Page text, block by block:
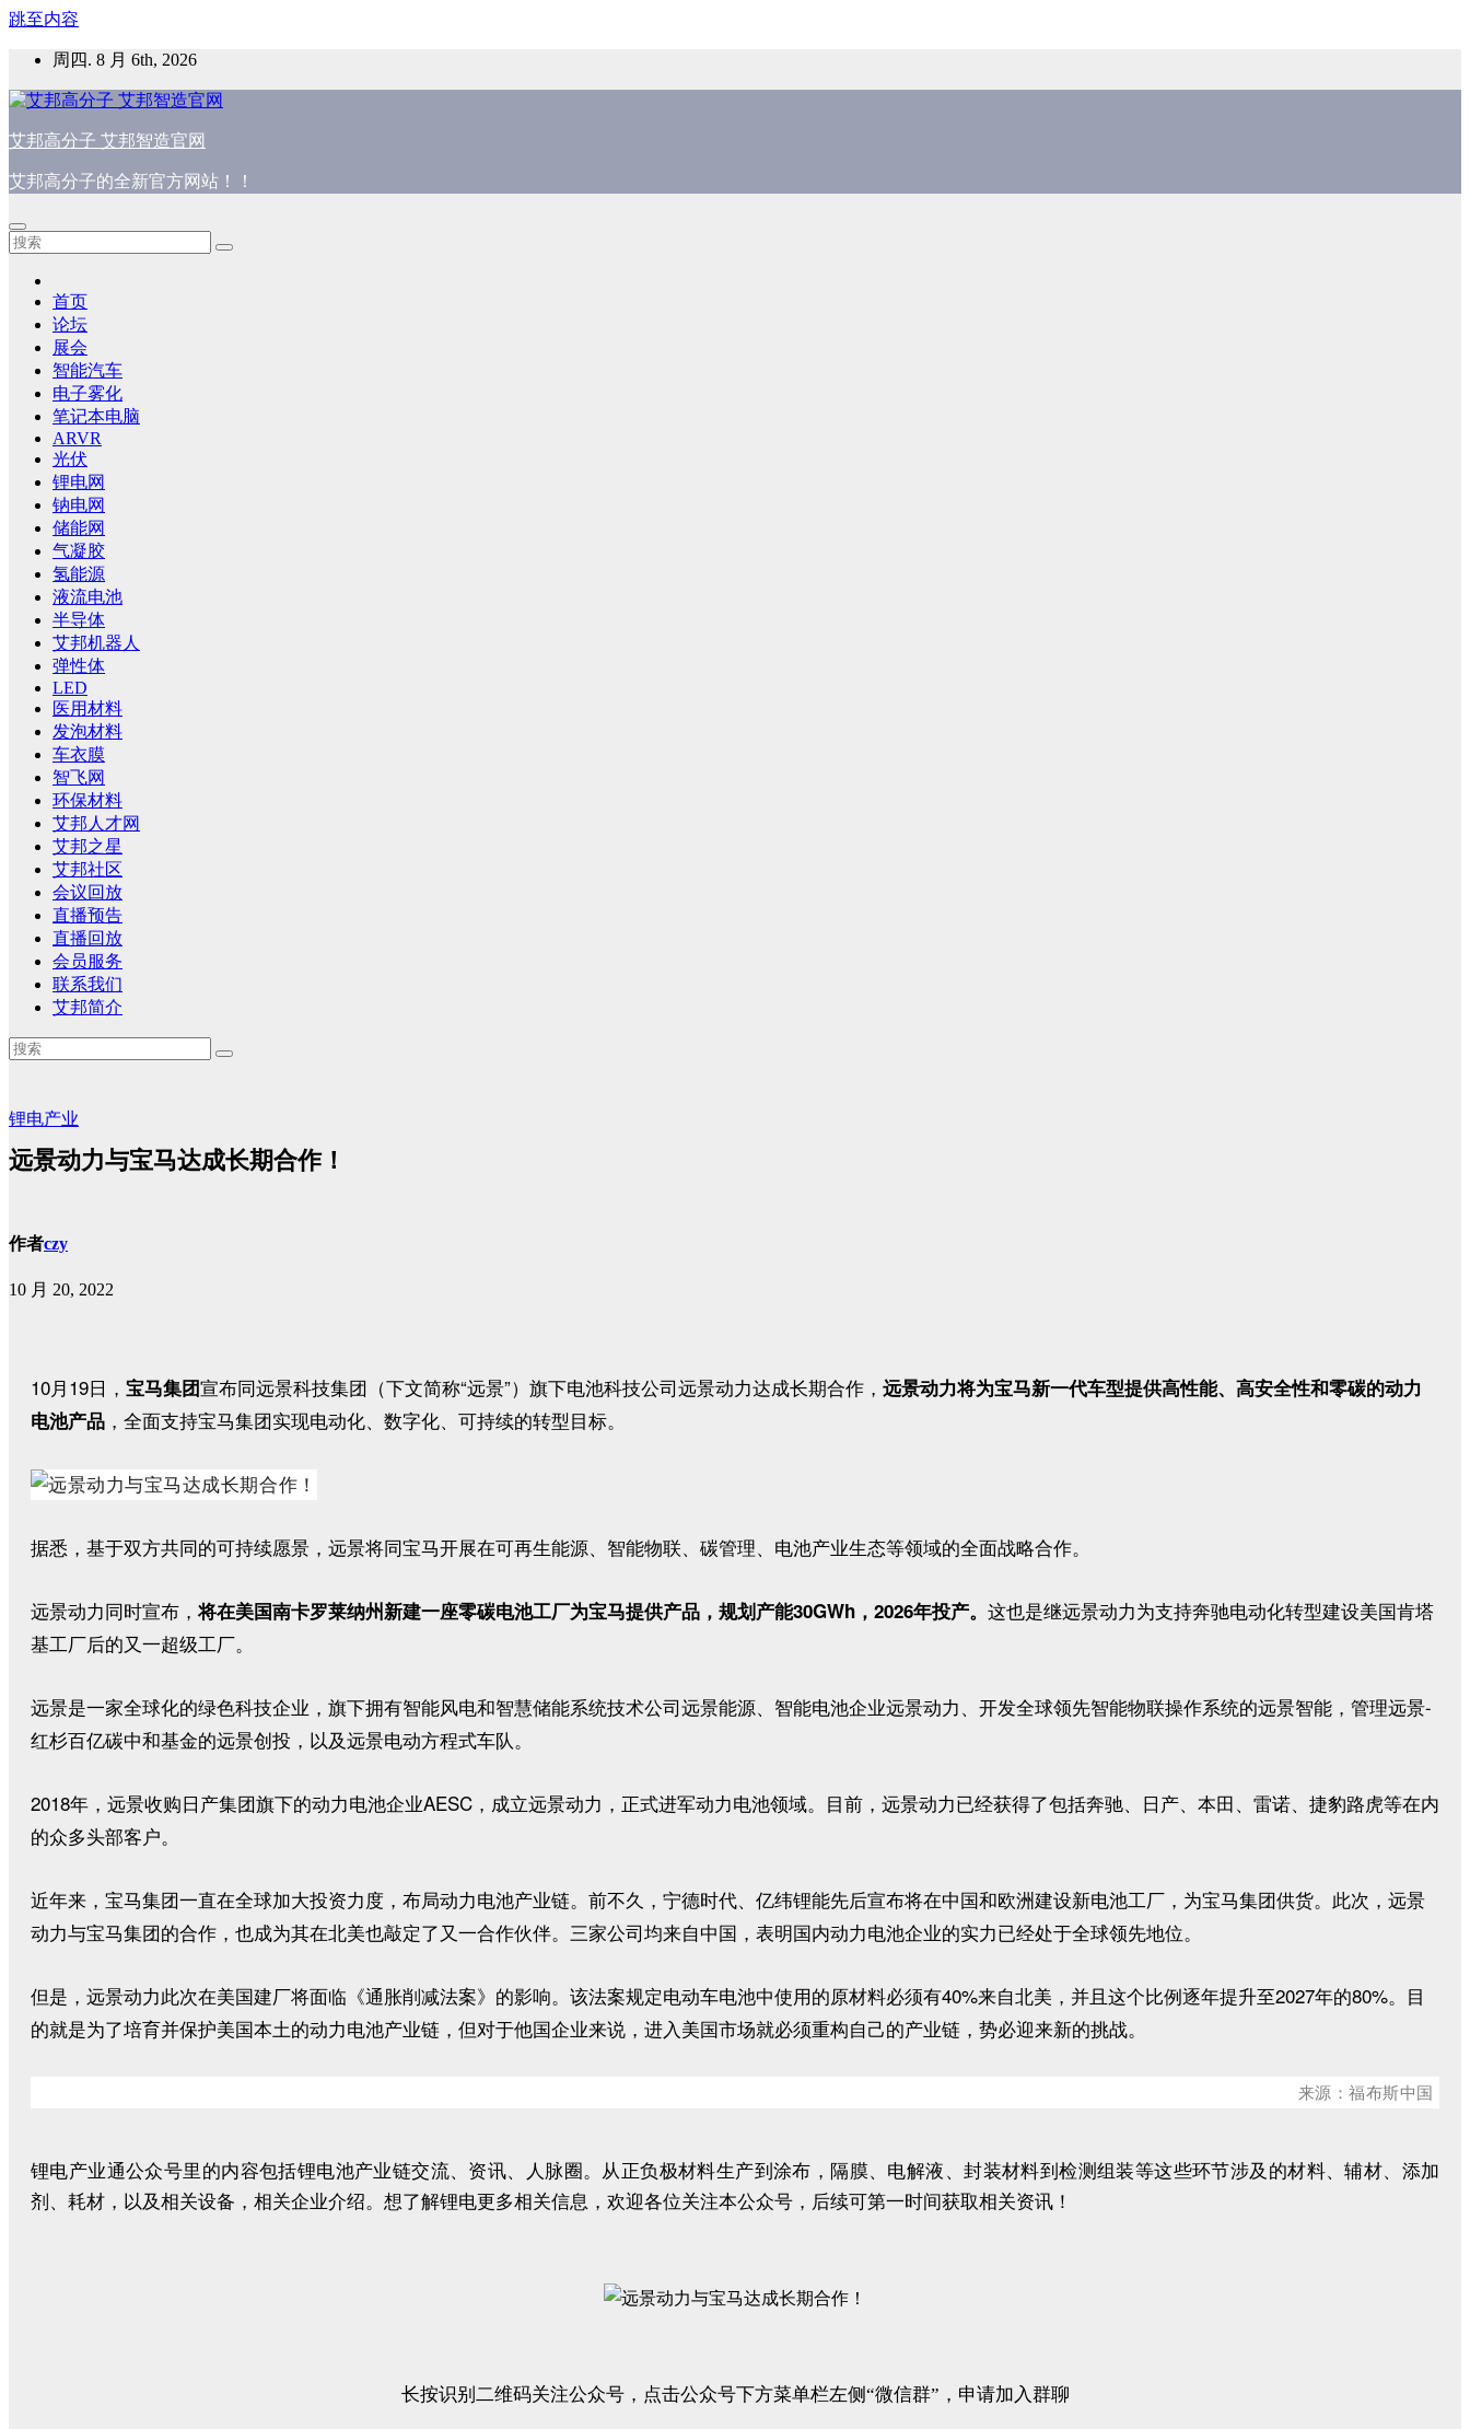
跳至内容
周四. 8 月 6th, 2026
艾邦高分子 艾邦智造官网
艾邦高分子的全新官方网站！！
首页
论坛
展会
智能汽车
电子雾化
笔记本电脑
ARVR
光伏
锂电网
钠电网
储能网
气凝胶
氢能源
液流电池
半导体
艾邦机器人
弹性体
LED
医用材料
发泡材料
车衣膜
智飞网
环保材料
艾邦人才网
艾邦之星
艾邦社区
会议回放
直播预告
直播回放
会员服务
联系我们
艾邦简介
锂电产业
远景动力与宝马达成长期合作！
作者czy
10 月 20, 2022
10月19日， 宝马集团宣布同远景科技集团（下文简称“远景”）旗下电池科技公司远景动力达成长期合作， 远景动力将为宝马新一代车型提供高性能、高安全性和零碳的动力
电池产品 ，全面支持宝马集团实现电动化、数字化、可持续的转型目标。
据悉，基于双方共同的可持续愿景，远景将同宝马开展在可再生能源、智能物联、碳管理、电池产业生态等领域的全面战略合作。
远景动力同时宣布，将在美国南卡罗莱纳州新建一座零碳电池工厂为宝马提供产品，规划产能30GWh，2026年投产。 这也是继远景动力为支持奔驰电动化转型建设美国肯塔
基工厂后的又一超级工厂。
远景是一家全球化的绿色科技企业，旗下拥有智能风电和智慧储能系统技术公司远景能源、智能电池企业远景动力、开发全球领先智能物联操作系统的远景智能，管理远景-
红杉百亿碳中和基金的远景创投，以及远景电动方程式车队。
2018年，远景收购日产集团旗下的动力电池企业AESC，成立远景动力，正式进军动力电池领域。目前，远景动力已经获得了包括奔驰、日产、本田、雷诺、捷豹路虎等在内
的众多头部客户。
近年来，宝马集团一直在全球加大投资力度，布局动力电池产业链。前不久，宁德时代、亿纬锂能先后宣布将在中国和欧洲建设新电池工厂，为宝马集团供货。此次，远景
动力与宝马集团的合作，也成为其在北美也敲定了又一合作伙伴。三家公司均来自中国，表明国内动力电池企业的实力已经处于全球领先地位。
但是，远景动力此次在美国建厂将面临《通胀削减法案》的影响。该法案规定电动车电池中使用的原材料必须有40%来自北美，并且这个比例逐年提升至2027年的80%。目
的就是为了培育并保护美国本土的动力电池产业链，但对于他国企业来说，进入美国市场就必须重构自己的产业链，势必迎来新的挑战。
来源：福布斯中国
锂电产业通公众号里的内容包括锂电池产业链交流、资讯、人脉圈。从正负极材料生产到涂布，隔膜、电解液、封装材料到检测组装等这些环节涉及的材料、辅材、添加
剂、耗材，以及相关设备，相关企业介绍。想了解锂电更多相关信息，欢迎各位关注本公众号，后续可第一时间获取相关资讯！
长按识别二维码关注公众号，点击公众号下方菜单栏左侧“微信群”，申请加入群聊